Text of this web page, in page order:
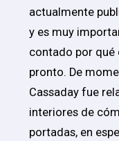
actualmente
y es muy
contado por qué
pronto. De
Cassaday fue
interiores de
portadas, en